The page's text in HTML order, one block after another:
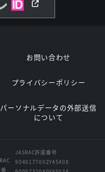
お問い合わせ
プライバシーポリシー
パーソナルデータの外部送信
について
JASRAC許諾番号
9040177002Y45408